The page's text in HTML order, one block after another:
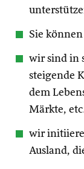
Sie können
wir sind in
steigende
dem
Märkte,
wir
Ausland,